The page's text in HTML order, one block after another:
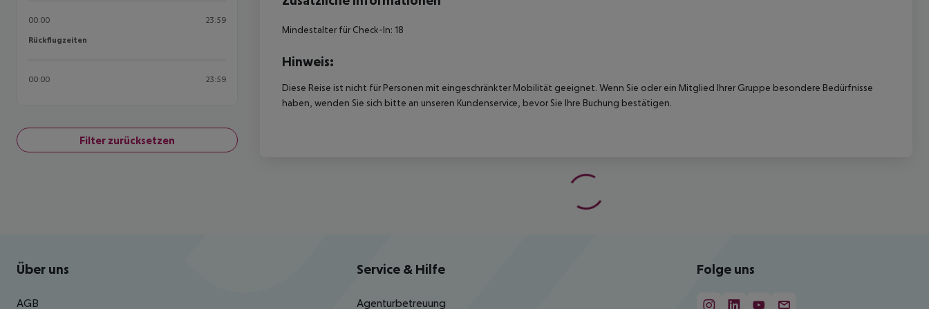
00:00 23:59
Rückflugzeiten
Rückflugzeiten
00:00 23:59
Filter zurücksetzen
Mindestalter für Check-In: 18
Hinweis:
Diese Reise ist nicht für Personen mit eingeschränkter Mobilität geeignet. Wenn Sie oder ein Mitglied Ihrer Gruppe besondere Bedürfnisse
haben, wenden Sie sich bitte an unseren Kundenservice, bevor Sie Ihre Buchung bestätigen.
Footer navigation
Über uns
AGB
Service & Hilfe
Agenturbetreuung
Folge uns